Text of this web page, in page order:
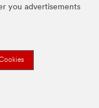
you advertisements